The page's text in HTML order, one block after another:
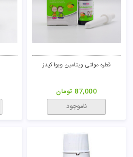
قطره مولتی ویتامین ویوا کیدز
87,000 تومان
ناموجود